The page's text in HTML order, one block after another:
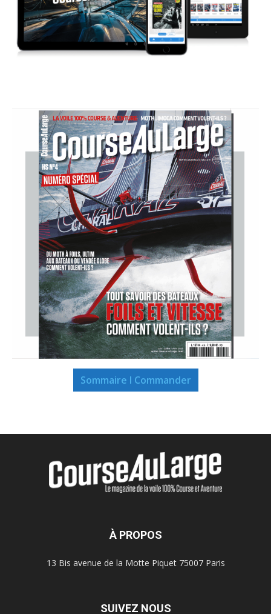
Sommaire I Commander
À PROPOS
13 Bis avenue de la Motte Piquet 75007 Paris
SUIVEZ NOUS